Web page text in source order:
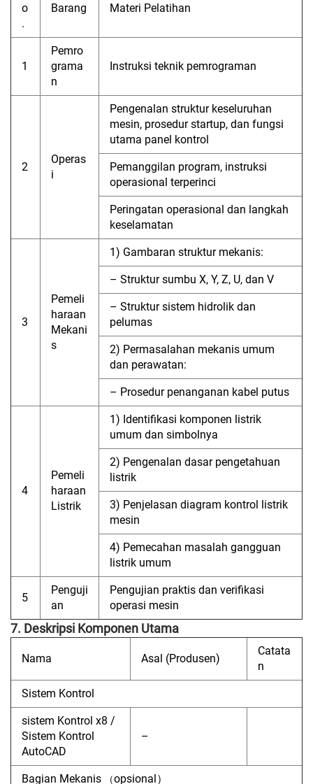
o
.
Barang Materi Pelatihan
1
Pemro
grama
n
Instruksi teknik pemrograman
2
Operas
i
Pengenalan struktur keseluruhan
mesin, prosedur startup, dan fungsi
utama panel kontrol
Pemanggilan program, instruksi
operasional terperinci
Peringatan operasional dan langkah
keselamatan
3
Pemeli
haraan
Mekani
s
1) Gambaran struktur mekanis:
– Struktur sumbu X, Y, Z, U, dan V
– Struktur sistem hidrolik dan
pelumas
2) Permasalahan mekanis umum
dan perawatan:
– Prosedur penanganan kabel putus
4
Pemeli
haraan
Listrik
1) Identifikasi komponen listrik
umum dan simbolnya
2) Pengenalan dasar pengetahuan
listrik
3) Penjelasan diagram kontrol listrik
mesin
4) Pemecahan masalah gangguan
listrik umum
5
Penguji
an
Pengujian praktis dan verifikasi
operasi mesin
7. Deskripsi Komponen Utama
Nama Asal (Produsen)
Catata
n
Sistem Kontrol
sistem Kontrol x8 /
Sistem Kontrol
AutoCAD
–
Bagian Mekanis （opsional）